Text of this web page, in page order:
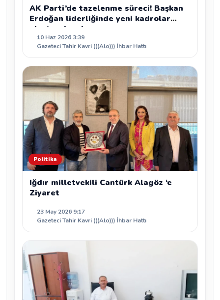
AK Parti’de tazelenme süreci! Başkan
Erdoğan liderliğinde yeni kadrolar
oluşturulacak
10 Haz 2026 3:39
Gazeteci Tahir Kavri (((Alo))) İhbar Hattı
Politika
Iğdır milletvekili Cantürk Alagöz ‘e
Ziyaret
23 May 2026 9:17
Gazeteci Tahir Kavri (((Alo))) İhbar Hattı